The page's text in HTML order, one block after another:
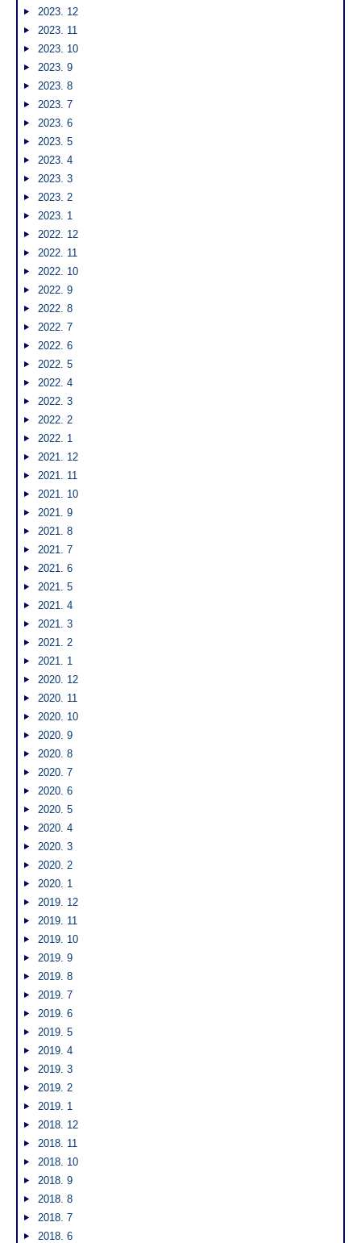
2023. 12
2023. 11
2023. 10
2023. 9
2023. 8
2023. 7
2023. 6
2023. 5
2023. 4
2023. 3
2023. 2
2023. 1
2022. 12
2022. 11
2022. 10
2022. 9
2022. 8
2022. 7
2022. 6
2022. 5
2022. 4
2022. 3
2022. 2
2022. 1
2021. 12
2021. 11
2021. 10
2021. 9
2021. 8
2021. 7
2021. 6
2021. 5
2021. 4
2021. 3
2021. 2
2021. 1
2020. 12
2020. 11
2020. 10
2020. 9
2020. 8
2020. 7
2020. 6
2020. 5
2020. 4
2020. 3
2020. 2
2020. 1
2019. 12
2019. 11
2019. 10
2019. 9
2019. 8
2019. 7
2019. 6
2019. 5
2019. 4
2019. 3
2019. 2
2019. 1
2018. 12
2018. 11
2018. 10
2018. 9
2018. 8
2018. 7
2018. 6